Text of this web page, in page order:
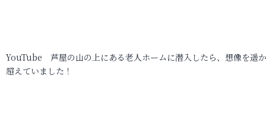
YouTube 芦屋の山の上にある老人ホームに潜入したら、想像を遥
超えていました！